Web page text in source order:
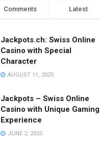
Comments Latest
Jackpots.ch: Swiss Online
Casino with Special
Character
AUGUST 11, 2025
Jackpots – Swiss Online
Casino with Unique Gaming
Experience
JUNE 2, 2025